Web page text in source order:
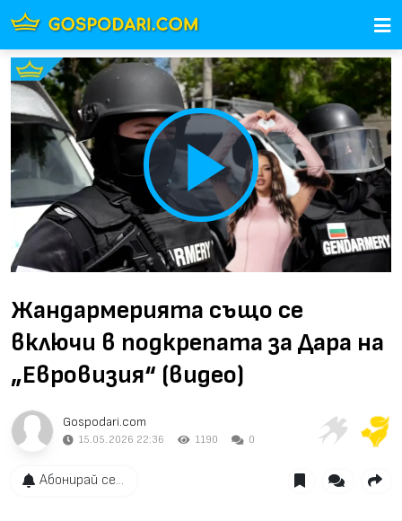
Play
Video
Жандармерията също се
включи в подкрепата за Дара на
„Евровизия“ (видео)
Gospodari.com
15.05.2026 22:36 1190 0
Абонирай се...